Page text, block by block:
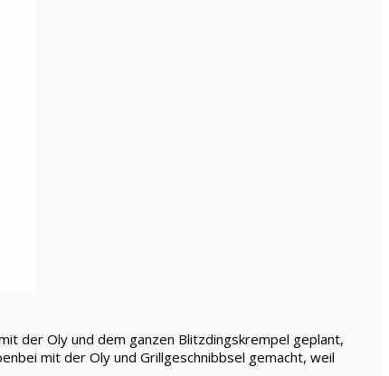
der Oly und dem ganzen Blitzdingskrempel geplant,
mit der Oly und Grillgeschnibbsel gemacht, weil